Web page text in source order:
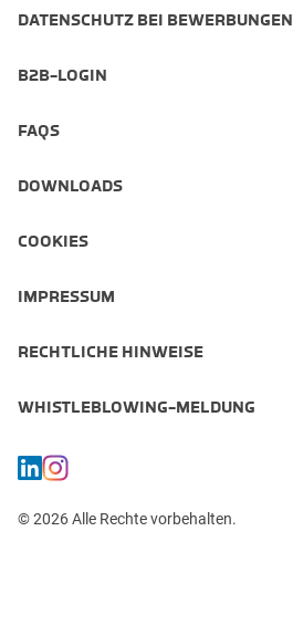
DATENSCHUTZ BEI BEWERBUNGEN
B2B-LOGIN
FAQS
DOWNLOADS
COOKIES
IMPRESSUM
RECHTLICHE HINWEISE
WHISTLEBLOWING-MELDUNG
© 2026 Alle Rechte vorbehalten.